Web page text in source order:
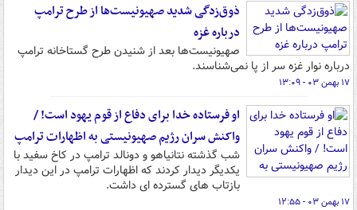
ذوق‌زدگی شدید صهیونیست‌ها از طرح ترامپ
درباره غزه
صهیونیست‌ها بعد از شنیدن طرح گستاخانه ترامپ
درباره نوار غزه سر از پا نمی‌شناسند.
۱۷ بهمن ۰۳ - ۱۳:۰۹
او فرستاده خدا برای دفاع از قوم یهود است! /
واکنش سران رژیم صهیونیستی به اظهارات ترامپ
شب گذشته نتانیاهو و دونالد ترامپ در کاخ سفید با
یکدیگر دیدار کردند که اظهارات ترامپ در این دیدار
بازتاب های گسترده ای داشت.
۱۷ بهمن ۰۳ - ۱۲:۵۵